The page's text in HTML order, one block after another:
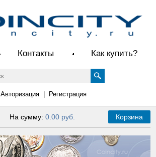
Контакты Как купить?
Авторизация| Регистрация
На сумму: 0.00 руб. Корзина